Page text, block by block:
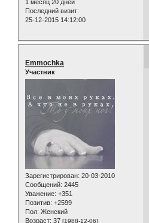
1 месяц 20 дней
Последний визит:
25-12-2015 14:12:00
Emmochka
Участник
Зарегистрирован: 20-03-2010
Сообщений: 2445
Уважение: +351
Позитив: +2599
Пол: Женский
Возраст: 37 [1988-12-06]